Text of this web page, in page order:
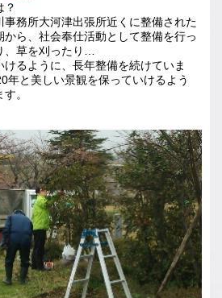
？
務所大河津出張所近くに整備された
ら、社会奉仕活動として整備を行っ
、草を刈ったり…
るように、長年整備を続けていま
年と美しい景観を保っていけるよう
。